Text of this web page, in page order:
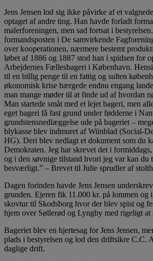
Jens Jensen lod sig ikke påvirke af et
optaget af andre ting. Han havde forladt
malerforeningen, men sad fortsat i
formandsposten i De samvirkende
over kooperationen, nærmere bestemt
løbet af 1886 og 1887 stod han i spidsen for
Arbejdernes Fællesbageri i København.
til en billig penge til en fattig og sulten
økonomisk krise hærgede endnu engang
man mange møder til at finde ud af hvordan
Man startede småt med et lejet bageri, men
eget bageri få fast grund under fødderne i
grundstensnedlæggelse ude på bageriet –
blykasse blev indmuret af Wiinblad (Social-
HG). Deri blev nedlagt et dokument som du
Demokraten. Jeg har skrevet det i
og i den søvnige tilstand hvori jeg var kan du
besværligt.” – Brevet til Julie sprudler af
Dagen forinden havde Jens Jensen
grunden. Ejeren fik 11.000 kr. på lommen og
skovtur til Skodsborg hvor der blev spist og
hjem over Søllerød og Lyngby med rigeligt at
Bageriet blev en hjertesag for Jens Jensen,
plads i bestyrelsen og lod den driftsikre C.C.
daglige drift.